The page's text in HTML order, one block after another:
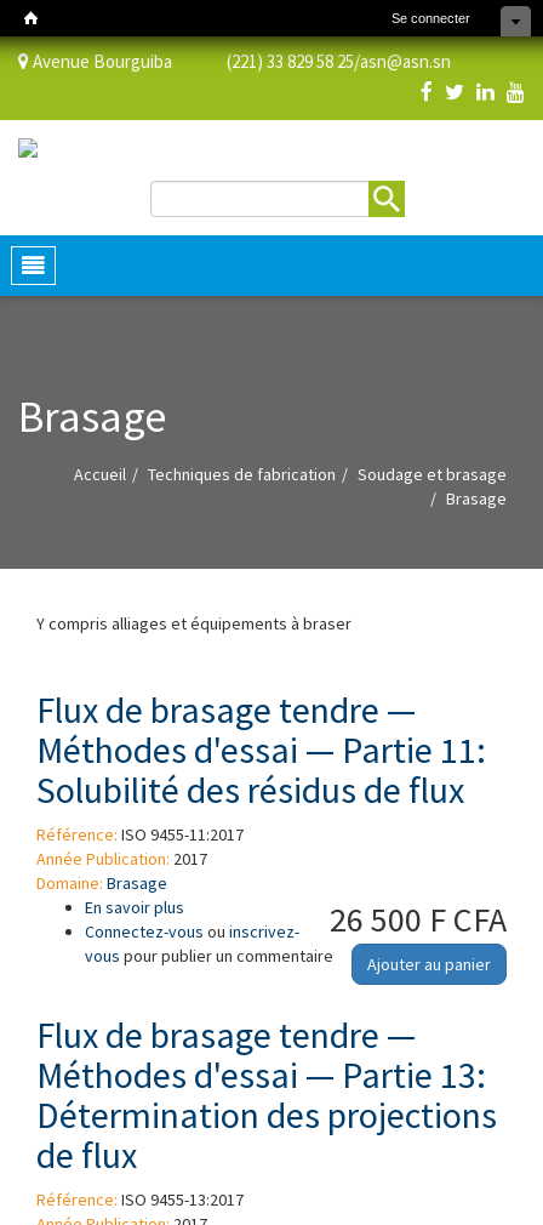
Se connecter
Avenue Bourguiba (221) 33 829 58 25/asn@asn.sn
Formulaire de recherche
Toggle
navigation
Brasage
Accueil Techniques de fabrication
Soudage et brasage
Brasage
Y compris alliages et équipements à braser
Flux de brasage tendre —
Méthodes d'essai — Partie 11:
Solubilité des résidus de flux
Référence: ISO 9455-11:2017
Année Publication: 2017
Domaine: Brasage
26 500 F CFA
Ajouter au panier
En savoir plus à propos de Flux de brasage tendre —
Méthodes d'essai — Partie 11: Solubilité des
résidus de flux
Connectez-vous ou inscrivez-
vous pour publier un commentaire
Flux de brasage tendre —
Méthodes d'essai — Partie 13:
Détermination des projections
de flux
Référence: ISO 9455-13:2017